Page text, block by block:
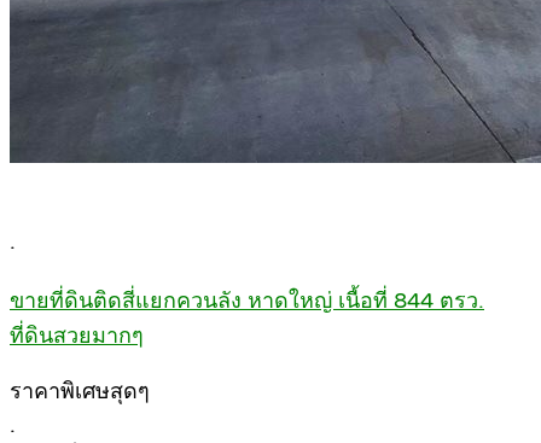
.
ขายที่ดินติดสี่แยกควนลัง หาดใหญ่ เนื้อที่ 844 ตรว.
ที่ดินสวยมากๆ
ราคาพิเศษสุดๆ
.